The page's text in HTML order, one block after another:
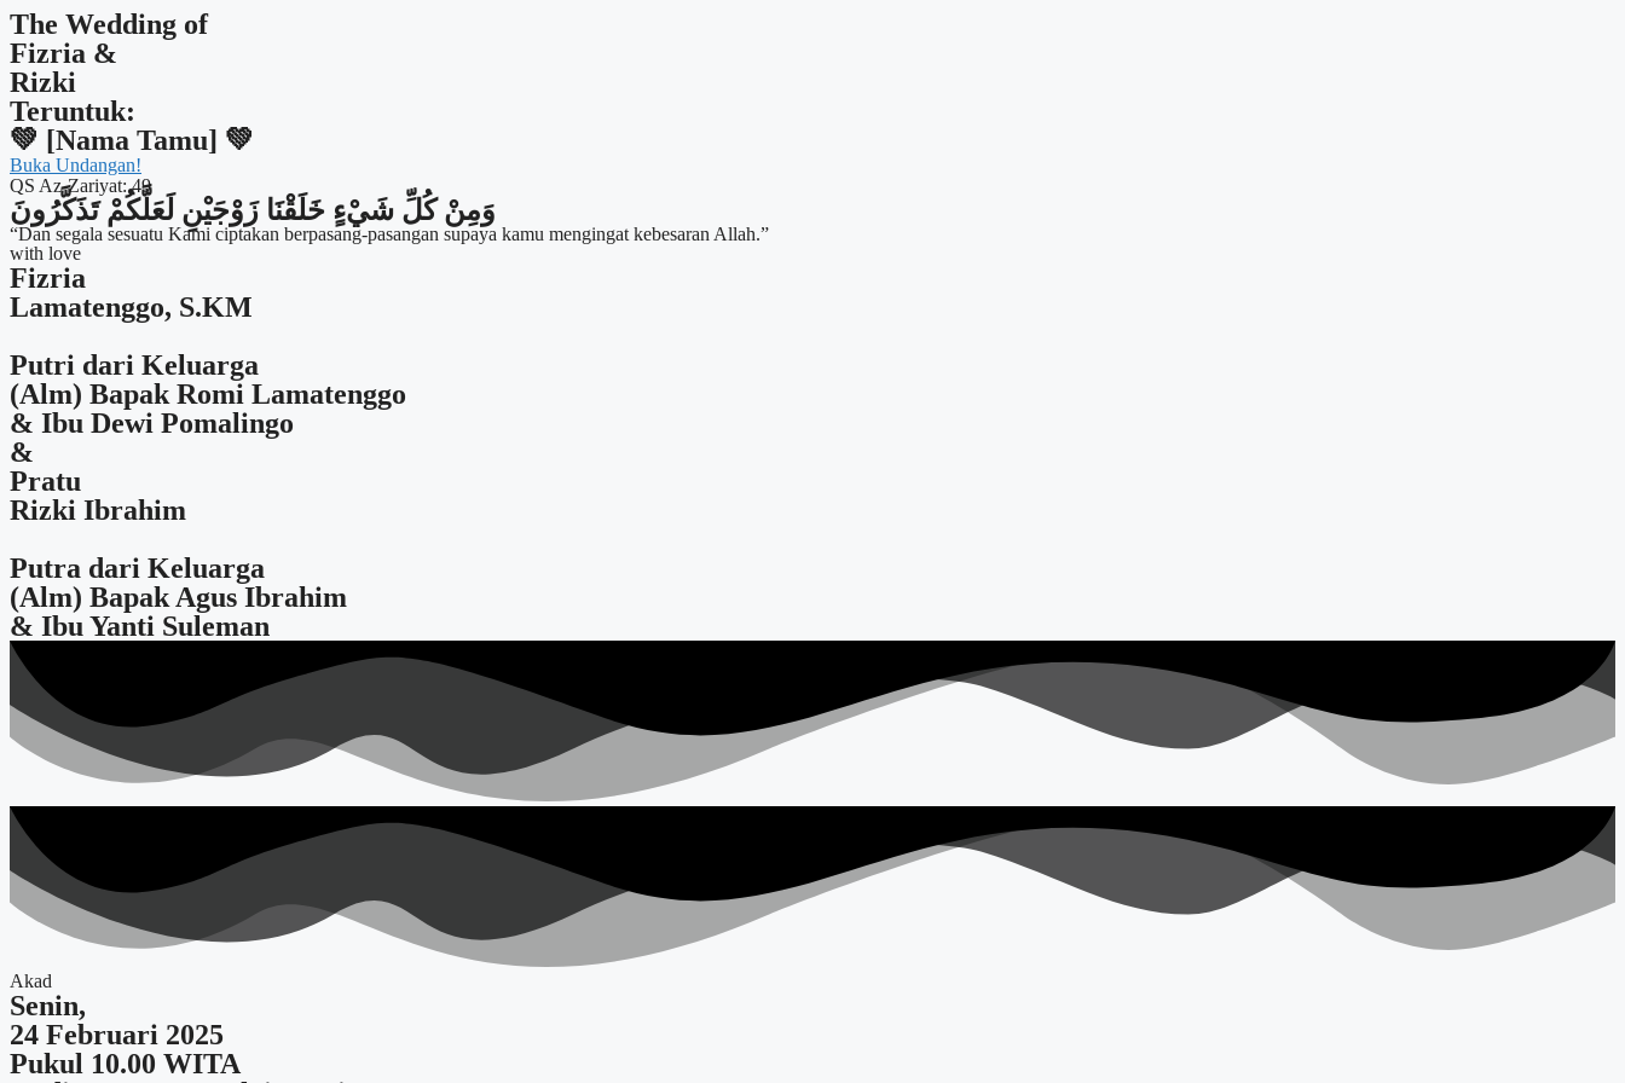
The Wedding of
Fizria &
Rizki
Teruntuk:
💚 [Nama Tamu] 💚
Buka Undangan!
QS Az-Zariyat: 49
وَمِنْ كُلِّ شَيْءٍ خَلَقْنَا زَوْجَيْنِ لَعَلَّكُمْ تَذَكَّرُونَ
“Dan segala sesuatu Kami ciptakan berpasang-pasangan supaya kamu mengingat kebesaran Allah.”
with love
Fizria
Lamatenggo, S.KM
Putri dari Keluarga
(Alm) Bapak Romi Lamatenggo
& Ibu Dewi Pomalingo
&
Pratu
Rizki Ibrahim
Putra dari Keluarga
(Alm) Bapak Agus Ibrahim
& Ibu Yanti Suleman
Akad
Senin,
24 Februari 2025
Pukul 10.00 WITA